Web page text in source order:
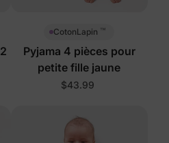
CotonLapin ™
Pyjama 4 pièces pour
petite fille jaune
$43.99